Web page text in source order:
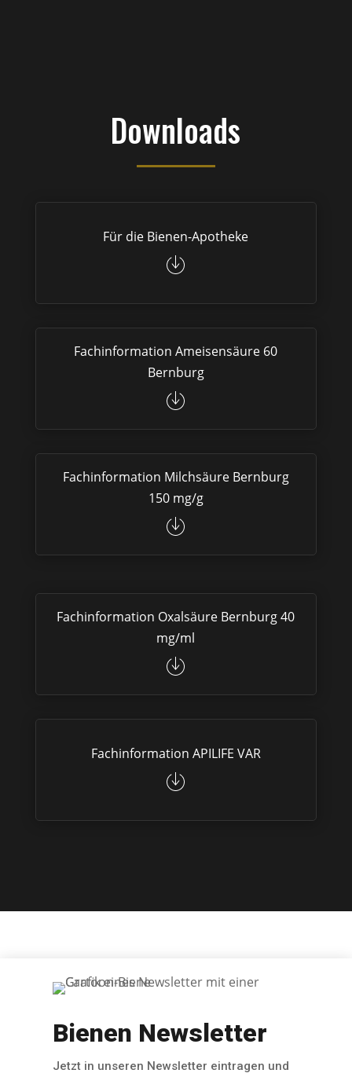
Downloads
Für die Bienen-Apotheke
Fachinformation Ameisensäure 60
Bernburg
Fachinformation Milchsäure Bernburg
150 mg/g
Fachinformation Oxalsäure Bernburg 40
mg/ml
Fachinformation APILIFE VAR
Bienen Newsletter
Jetzt in unseren Newsletter eintragen und